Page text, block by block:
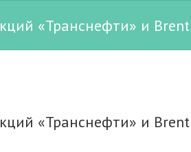
«Транснефти» и
«Транснефти» и